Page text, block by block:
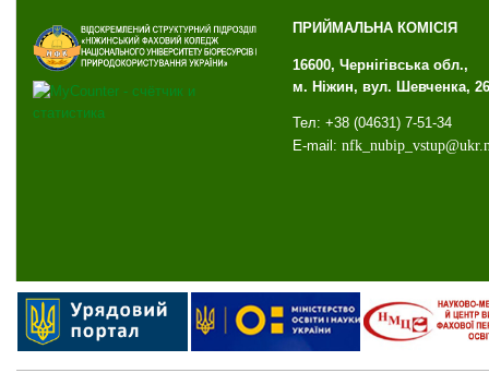
ПРИЙМАЛЬНА КОМІСІЯ
16600, Чернігівська обл.,
м. Ніжин, вул. Шевченка, 26
Тел: +38 (04631) 7-51-34
E-mail: nfk_ nubip_ vstup@ukr.